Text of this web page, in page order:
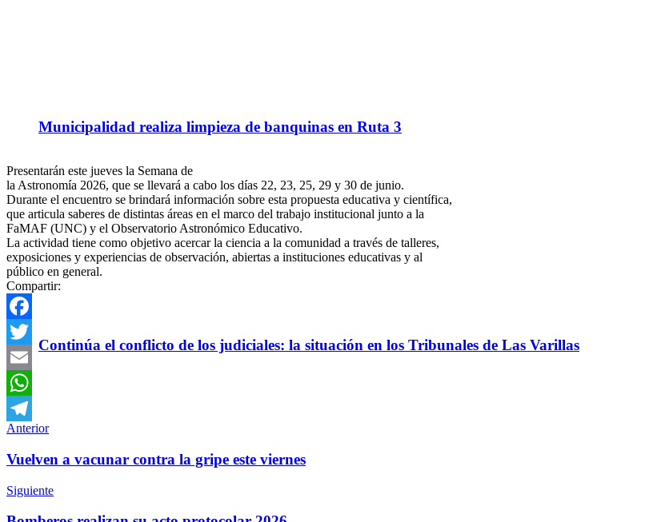
Municipalidad realiza limpieza de banquinas en Ruta 3
Continúa el conflicto de los judiciales: la situación en los Tribunales de Las Varillas
Presentarán este jueves la Semana de
la Astronomía 2026, que se llevará a cabo los días 22, 23, 25, 29 y 30 de junio.
Durante el encuentro se brindará información sobre esta propuesta educativa y científica,
que articula saberes de distintas áreas en el marco del trabajo institucional junto a la
FaMAF (UNC) y el Observatorio Astronómico Educativo.
La actividad tiene como objetivo acercar la ciencia a la comunidad a través de talleres,
exposiciones y experiencias de observación, abiertas a instituciones educativas y al
público en general.
Compartir:
Facebook
Twitter
Email
WhatsApp
Telegram
Anterior
Vuelven a vacunar contra la gripe este viernes
Siguiente